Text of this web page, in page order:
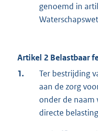
genoemd in
Artikel 2 Belastbaar
1.
Ter bestrijding
aan de zorg
onder de naam
directe